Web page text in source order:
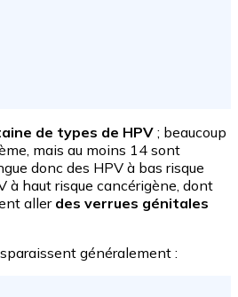
de types de HPV ; beaucoup
mais au moins 14 sont
donc des HPV à bas risque
à haut risque cancérigène, dont
aller des verrues génitales
généralement :